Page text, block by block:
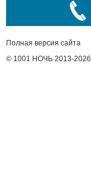
Полная версия сайта
© 1001 НОЧЬ 2013-2026